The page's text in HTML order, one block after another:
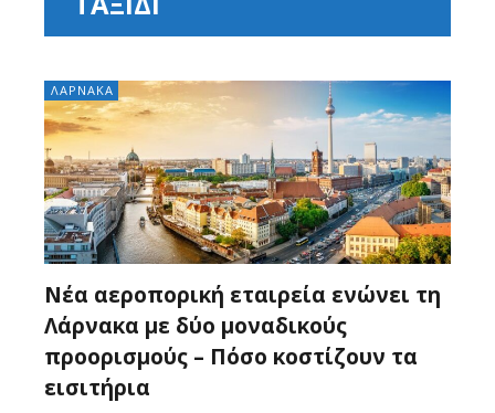
ΛΑΡΝΑΚΑ
Νέα αεροπορική εταιρεία ενώνει τη
Λάρνακα με δύο μοναδικούς
προορισμούς – Πόσο κοστίζουν τα
εισιτήρια